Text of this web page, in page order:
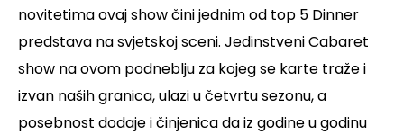
novitetima ovaj show čini jednim od top 5 Dinner
predstava na svjetskoj sceni. Jedinstveni Cabaret
show na ovom podneblju za kojeg se karte traže i
izvan naših granica, ulazi u četvrtu sezonu, a
posebnost dodaje i činjenica da iz godine u godinu